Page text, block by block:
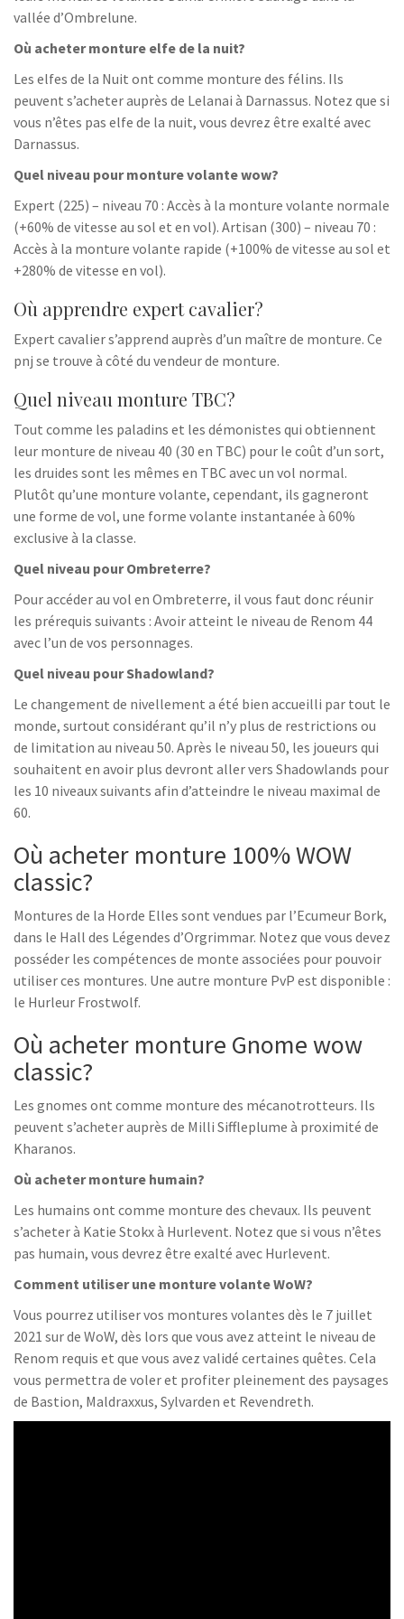
vallée d’Ombrelune.
Où acheter monture elfe de la nuit?
Les elfes de la Nuit ont comme monture des félins. Ils
peuvent s’acheter auprès de Lelanai à Darnassus. Notez que si
vous n’êtes pas elfe de la nuit, vous devrez être exalté avec
Darnassus.
Quel niveau pour monture volante wow?
Expert (225) – niveau 70 : Accès à la monture volante normale
(+60% de vitesse au sol et en vol). Artisan (300) – niveau 70 :
Accès à la monture volante rapide (+100% de vitesse au sol et
+280% de vitesse en vol).
Où apprendre expert cavalier?
Expert cavalier s’apprend auprès d’un maître de monture. Ce
pnj se trouve à côté du vendeur de monture.
Quel niveau monture TBC?
Tout comme les paladins et les démonistes qui obtiennent
leur monture de niveau 40 (30 en TBC) pour le coût d’un sort,
les druides sont les mêmes en TBC avec un vol normal.
Plutôt qu’une monture volante, cependant, ils gagneront
une forme de vol, une forme volante instantanée à 60%
exclusive à la classe.
Quel niveau pour Ombreterre?
Pour accéder au vol en Ombreterre, il vous faut donc réunir
les prérequis suivants : Avoir atteint le niveau de Renom 44
avec l’un de vos personnages.
Quel niveau pour Shadowland?
Le changement de nivellement a été bien accueilli par tout le
monde, surtout considérant qu’il n’y plus de restrictions ou
de limitation au niveau 50. Après le niveau 50, les joueurs qui
souhaitent en avoir plus devront aller vers Shadowlands pour
les 10 niveaux suivants afin d’atteindre le niveau maximal de
60.
Où acheter monture 100% WOW
classic?
Montures de la Horde Elles sont vendues par l’Ecumeur Bork,
dans le Hall des Légendes d’Orgrimmar. Notez que vous devez
posséder les compétences de monte associées pour pouvoir
utiliser ces montures. Une autre monture PvP est disponible :
le Hurleur Frostwolf.
Où acheter monture Gnome wow
classic?
Les gnomes ont comme monture des mécanotrotteurs. Ils
peuvent s’acheter auprès de Milli Siffleplume à proximité de
Kharanos.
Où acheter monture humain?
Les humains ont comme monture des chevaux. Ils peuvent
s’acheter à Katie Stokx à Hurlevent. Notez que si vous n’êtes
pas humain, vous devrez être exalté avec Hurlevent.
Comment utiliser une monture volante WoW?
Vous pourrez utiliser vos montures volantes dès le 7 juillet
2021 sur de WoW, dès lors que vous avez atteint le niveau de
Renom requis et que vous avez validé certaines quêtes. Cela
vous permettra de voler et profiter pleinement des paysages
de Bastion, Maldraxxus, Sylvarden et Revendreth.